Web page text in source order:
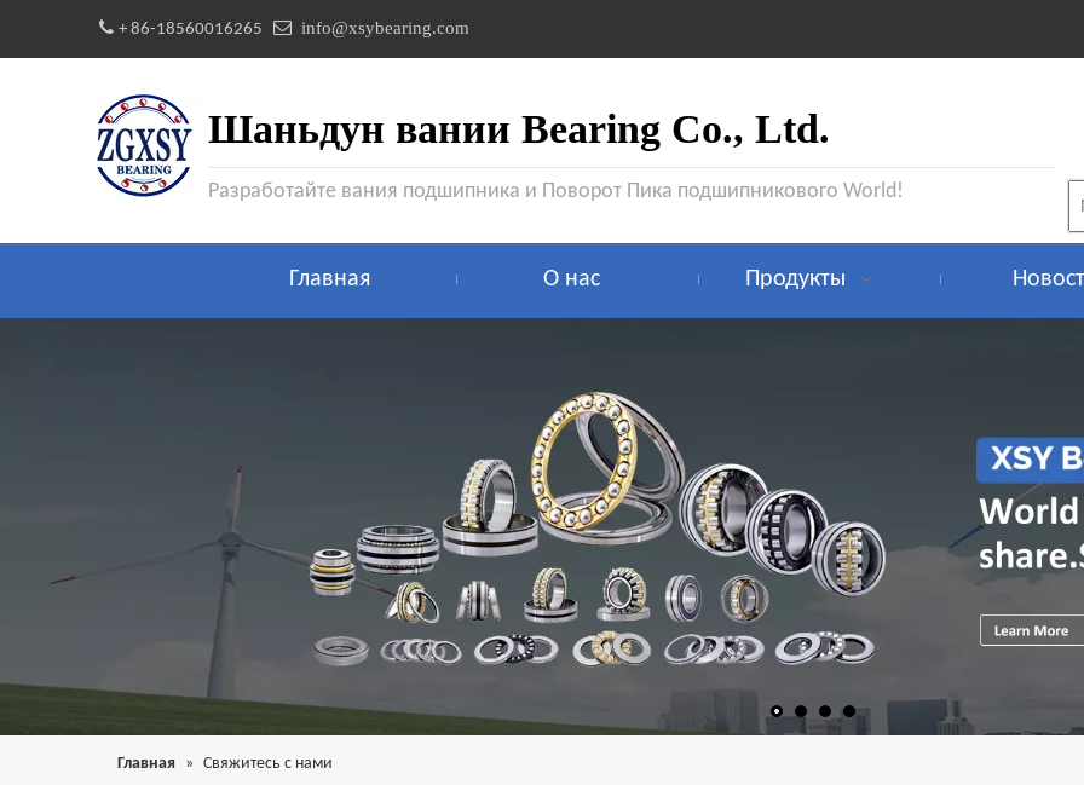
 + 86-18560016265  info@xsybearing.com
Шаньдун вании Bearing Co., Ltd.
Разработайте вания подшипника и Поворот Пика подшипникового World!
Главная О нас Продукты
Главная » Свяжитесь с нами